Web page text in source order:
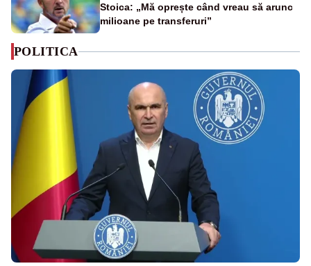
Stoica: „Mă oprește când vreau să arunc
milioane pe transferuri”
POLITICA